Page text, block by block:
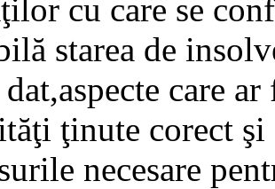
cu care se
starea de
care
ţinute corect
necesare